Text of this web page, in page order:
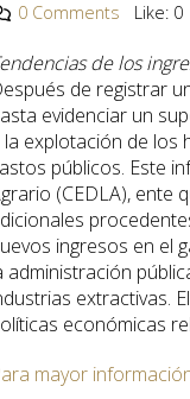
0 Comments
Like: 0
de los
de registrar
evidenciar un
la explotación de los
públicos. Este
(CEDLA), ente
ingresos en el
administración
extractivas.
económicas
mayor